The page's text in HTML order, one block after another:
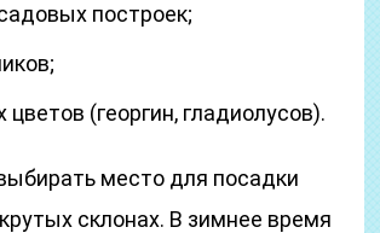
построек;
цветов (георгин, гладиолусов).
место для посадки
склонах. В зимнее время